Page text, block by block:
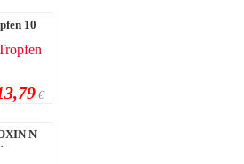
10
€
N